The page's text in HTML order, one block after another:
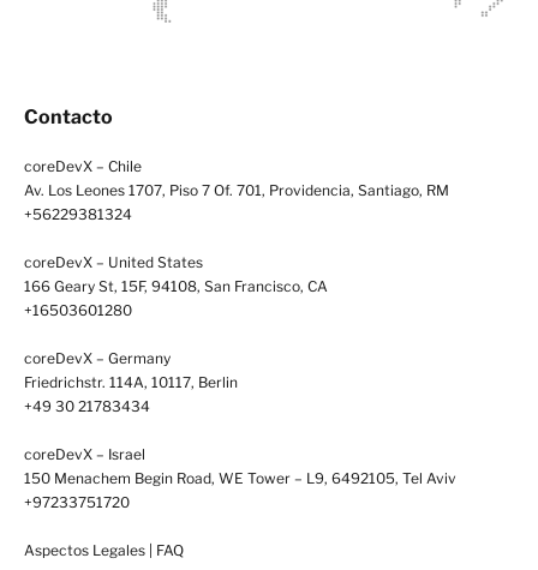
Contacto
coreDevX – Chile
Av. Los Leones 1707, Piso 7 Of. 701, Providencia, Santiago, RM
+56229381324
coreDevX – United States
166 Geary St, 15F, 94108, San Francisco, CA
+16503601280
coreDevX – Germany
Friedrichstr. 114A, 10117, Berlin
+49 30 21783434
coreDevX – Israel
150 Menachem Begin Road, WE Tower – L9, 6492105, Tel Aviv
+97233751720
Aspectos Legales FAQ